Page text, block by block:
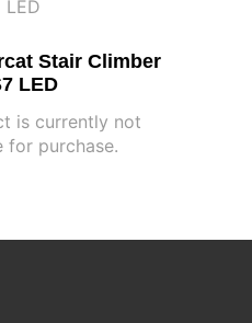
Stair Climber
LED
is currently not
for purchase.